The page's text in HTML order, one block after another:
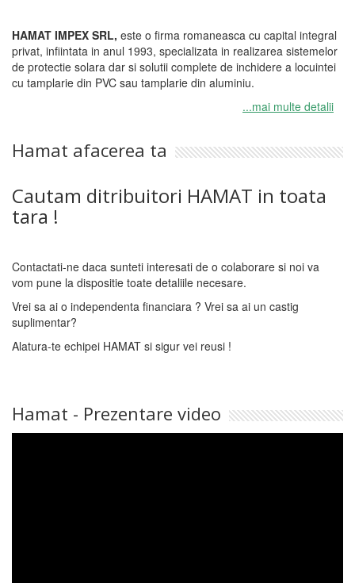
HAMAT IMPEX SRL, este o firma romaneasca cu capital integral
privat, infiintata in anul 1993, specializata in realizarea sistemelor
de protectie solara dar si solutii complete de inchidere a locuintei
cu tamplarie din PVC sau tamplarie din aluminiu.
...mai multe detalii
Hamat afacerea ta
Cautam ditribuitori HAMAT in toata
tara !
Contactati-ne daca sunteti interesati de o colaborare si noi va
vom pune la dispositie toate detaliile necesare.
Vrei sa ai o independenta financiara ? Vrei sa ai un castig
suplimentar?
Alatura-te echipei HAMAT si sigur vei reusi !
Hamat - Prezentare video